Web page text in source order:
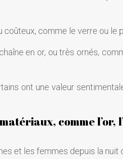
comme le verre ou le
en or, ou très ornés,
ont une valeur
comme l’or,
et les femmes depuis la nuit